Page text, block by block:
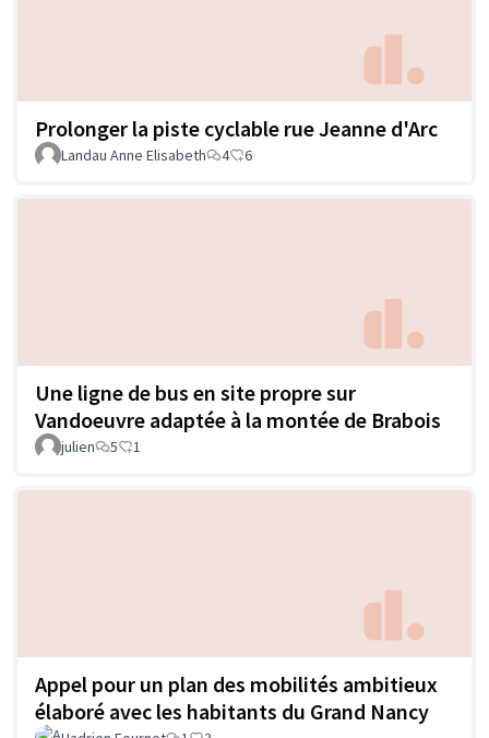
Prolonger la piste cyclable rue Jeanne d'Arc
Landau Anne Elisabeth 4 6
Une ligne de bus en site propre sur
Vandoeuvre adaptée à la montée de Brabois
julien 5 1
Appel pour un plan des mobilités ambitieux
élaboré avec les habitants du Grand Nancy